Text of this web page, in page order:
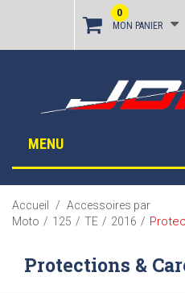
MON PANIER
0
MENU
Accueil / Accessoires par
Moto / 125 / TE / 2016 /
Protections &